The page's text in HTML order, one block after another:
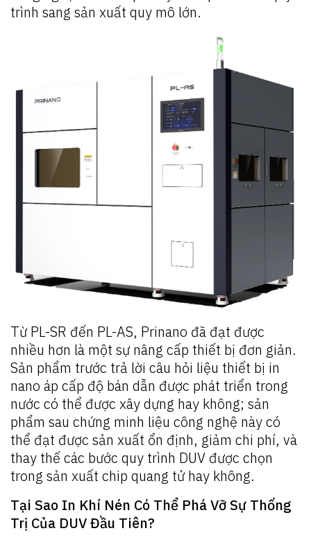
trình sang sản xuất quy mô lớn.
Từ PL-SR đến PL-AS, Prinano đã đạt được
nhiều hơn là một sự nâng cấp thiết bị đơn giản.
Sản phẩm trước trả lời câu hỏi liệu thiết bị in
nano áp cấp độ bán dẫn được phát triển trong
nước có thể được xây dựng hay không; sản
phẩm sau chứng minh liệu công nghệ này có
thể đạt được sản xuất ổn định, giảm chi phí, và
thay thế các bước quy trình DUV được chọn
trong sản xuất chip quang tử hay không.
Tại Sao In Khí Nén Có Thể Phá Vỡ Sự Thống
Trị Của DUV Đầu Tiên?